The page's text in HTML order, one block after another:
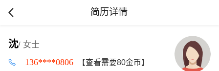
简历详情
沈/ 女士
136****0806 【查看需要80金币】